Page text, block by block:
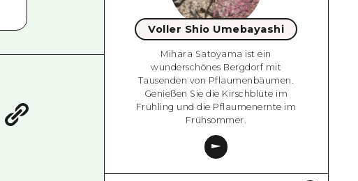
Voller Shio Umebayashi
Mihara Satoyama ist ein
wunderschönes Bergdorf mit
Tausenden von Pflaumenbäumen.
Genießen Sie die Kirschblüte im
Frühling und die Pflaumenernte im
Frühsommer.